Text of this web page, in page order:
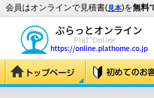
会員はオンラインで見積書(見本)を無料